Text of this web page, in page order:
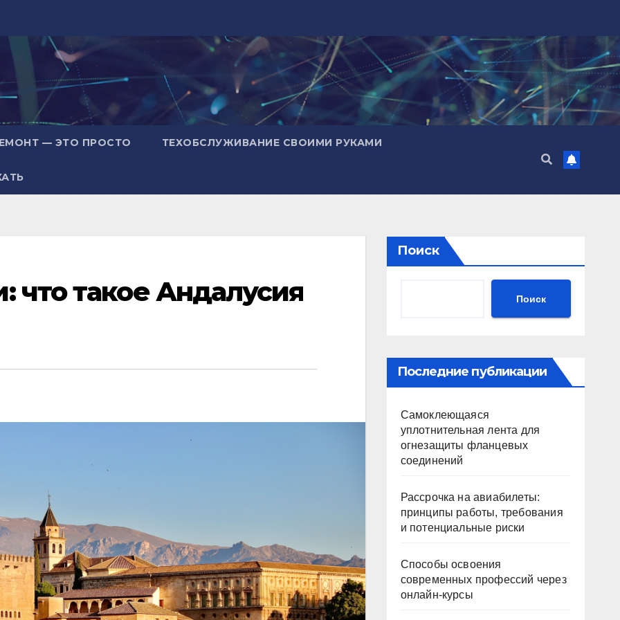
— ЭТО ПРОСТО ТЕХОБСЛУЖИВАНИЕ СВОИМИ РУКАМИ
что такое Андалусия
Поиск
Поиск
Последние публикации
Самоклеющаяся
уплотнительная лента для
огнезащиты фланцевых
соединений
Рассрочка на авиабилеты:
принципы работы, требования
и потенциальные риски
Способы освоения
современных профессий через
онлайн-курсы